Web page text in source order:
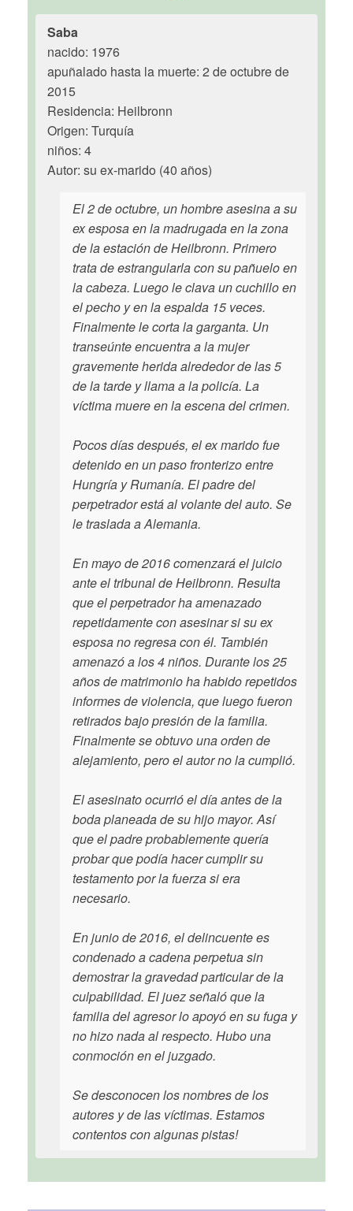
Saba
nacido: 1976
apuñalado hasta la muerte: 2 de octubre de
2015
Residencia: Heilbronn
Origen: Turquía
niños: 4
Autor: su ex-marido (40 años)
El 2 de octubre, un hombre asesina a su
ex esposa en la madrugada en la zona
de la estación de Heilbronn. Primero
trata de estrangularla con su pañuelo en
la cabeza. Luego le clava un cuchillo en
el pecho y en la espalda 15 veces.
Finalmente le corta la garganta. Un
transeúnte encuentra a la mujer
gravemente herida alrededor de las 5
de la tarde y llama a la policía. La
víctima muere en la escena del crimen.
Pocos días después, el ex marido fue
detenido en un paso fronterizo entre
Hungría y Rumanía. El padre del
perpetrador está al volante del auto. Se
le traslada a Alemania.
En mayo de 2016 comenzará el juicio
ante el tribunal de Heilbronn. Resulta
que el perpetrador ha amenazado
repetidamente con asesinar si su ex
esposa no regresa con él. También
amenazó a los 4 niños. Durante los 25
años de matrimonio ha habido repetidos
informes de violencia, que luego fueron
retirados bajo presión de la familia.
Finalmente se obtuvo una orden de
alejamiento, pero el autor no la cumplió.
El asesinato ocurrió el día antes de la
boda planeada de su hijo mayor. Así
que el padre probablemente quería
probar que podía hacer cumplir su
testamento por la fuerza si era
necesario.
En junio de 2016, el delincuente es
condenado a cadena perpetua sin
demostrar la gravedad particular de la
culpabilidad. El juez señaló que la
familia del agresor lo apoyó en su fuga y
no hizo nada al respecto. Hubo una
conmoción en el juzgado.
Se desconocen los nombres de los
autores y de las víctimas. Estamos
contentos con algunas pistas!